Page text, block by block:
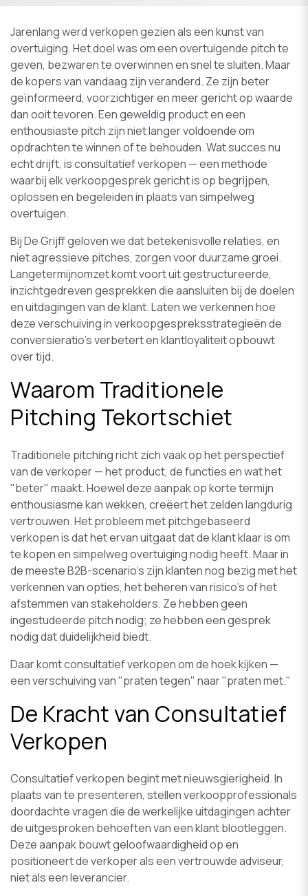
Jarenlang werd verkopen gezien als een kunst van
overtuiging. Het doel was om een overtuigende pitch te
geven, bezwaren te overwinnen en snel te sluiten. Maar
de kopers van vandaag zijn veranderd. Ze zijn beter
geïnformeerd, voorzichtiger en meer gericht op waarde
dan ooit tevoren. Een geweldig product en een
enthousiaste pitch zijn niet langer voldoende om
opdrachten te winnen of te behouden. Wat succes nu
echt drijft, is consultatief verkopen — een methode
waarbij elk verkoopgesprek gericht is op begrijpen,
oplossen en begeleiden in plaats van simpelweg
overtuigen.
Bij De Grijff geloven we dat betekenisvolle relaties, en
niet agressieve pitches, zorgen voor duurzame groei.
Langetermijnomzet komt voort uit gestructureerde,
inzichtgedreven gesprekken die aansluiten bij de doelen
en uitdagingen van de klant. Laten we verkennen hoe
deze verschuiving in verkoopgespreksstrategieën de
conversieratio's verbetert en klantloyaliteit opbouwt
over tijd.
Waarom Traditionele
Pitching Tekortschiet
Traditionele pitching richt zich vaak op het perspectief
van de verkoper — het product, de functies en wat het
"beter" maakt. Hoewel deze aanpak op korte termijn
enthousiasme kan wekken, creëert het zelden langdurig
vertrouwen. Het probleem met pitchgebaseerd
verkopen is dat het ervan uitgaat dat de klant klaar is om
te kopen en simpelweg overtuiging nodig heeft. Maar in
de meeste B2B-scenario's zijn klanten nog bezig met het
verkennen van opties, het beheren van risico's of het
afstemmen van stakeholders. Ze hebben geen
ingestudeerde pitch nodig; ze hebben een gesprek
nodig dat duidelijkheid biedt.
Daar komt consultatief verkopen om de hoek kijken —
een verschuiving van "praten tegen" naar "praten met."
De Kracht van Consultatief
Verkopen
Consultatief verkopen begint met nieuwsgierigheid. In
plaats van te presenteren, stellen verkoopprofessionals
doordachte vragen die de werkelijke uitdagingen achter
de uitgesproken behoeften van een klant blootleggen.
Deze aanpak bouwt geloofwaardigheid op en
positioneert de verkoper als een vertrouwde adviseur,
niet als een leverancier.